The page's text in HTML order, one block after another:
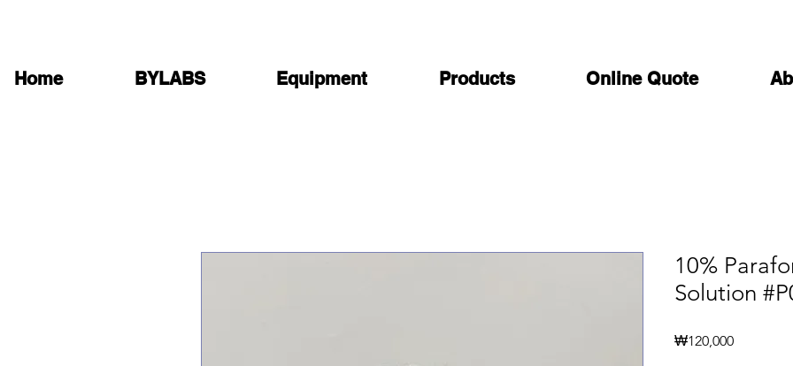
Home BYLABS Equipment Products Online Quote
10%
Solution
₩120,000가